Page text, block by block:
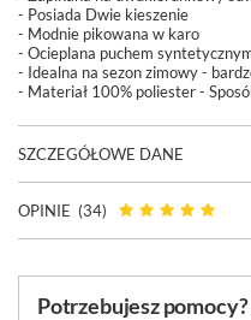
- Posiada Dwie kieszenie
- Modnie pikowana w karo
- Ocieplana puchem
- Idealna na sezon zimowy -
- Materiał 100% poliester -
SZCZEGÓŁOWE DANE
OPINIE (34)
Potrzebujesz